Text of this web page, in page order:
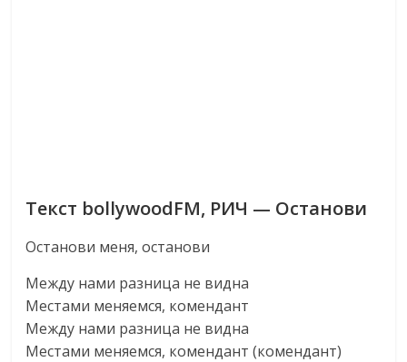
Текст bollywoodFM, РИЧ — Останови
Останови меня, останови
Между нами разница не видна
Местами меняемся, комендант
Между нами разница не видна
Местами меняемся, комендант (комендант)